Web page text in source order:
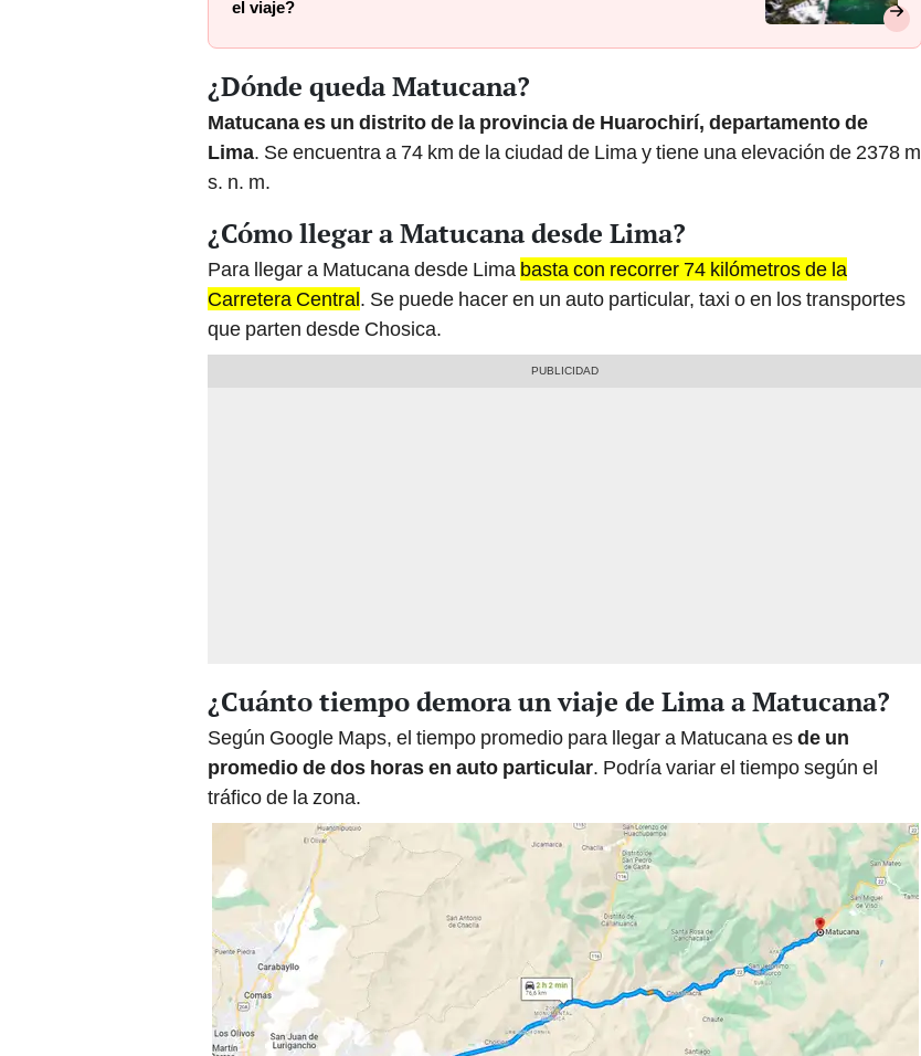
el viaje?
¿Dónde queda Matucana?
Matucana es un distrito de la provincia de Huarochirí, departamento de
Lima. Se encuentra a 74 km de la ciudad de Lima y tiene una elevación de 2378 m
s. n. m.
¿Cómo llegar a Matucana desde Lima?
Para llegar a Matucana desde Lima basta con recorrer 74 kilómetros de la
Carretera Central. Se puede hacer en un auto particular, taxi o en los transportes
que parten desde Chosica.
¿Cuánto tiempo demora un viaje de Lima a Matucana?
Según Google Maps, el tiempo promedio para llegar a Matucana esde un
promedio de dos horas en auto particular. Podría variar el tiempo según el
tráfico de la zona.